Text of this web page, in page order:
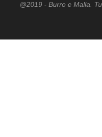
@2019 - Burro e Malla.